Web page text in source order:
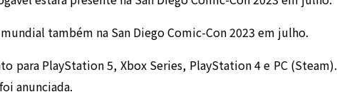
também na San Diego Comic-Con 2023 em julho.
para PlayStation 5, Xbox Series, PlayStation 4 e PC (Steam).
anunciada.